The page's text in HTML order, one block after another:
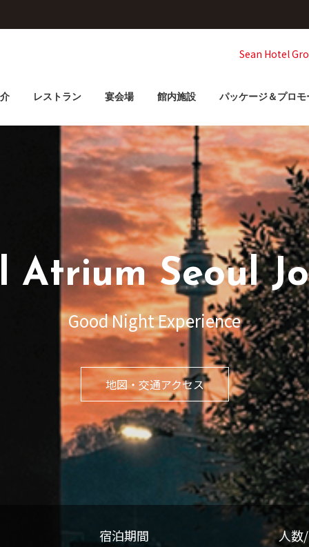
Sean Hotel
レストラン 宴会場 館内施設 パッケージ＆プロモ
Atrium Seoul
Good Night Experience
地図・交通アクセス
宿泊期間 人数